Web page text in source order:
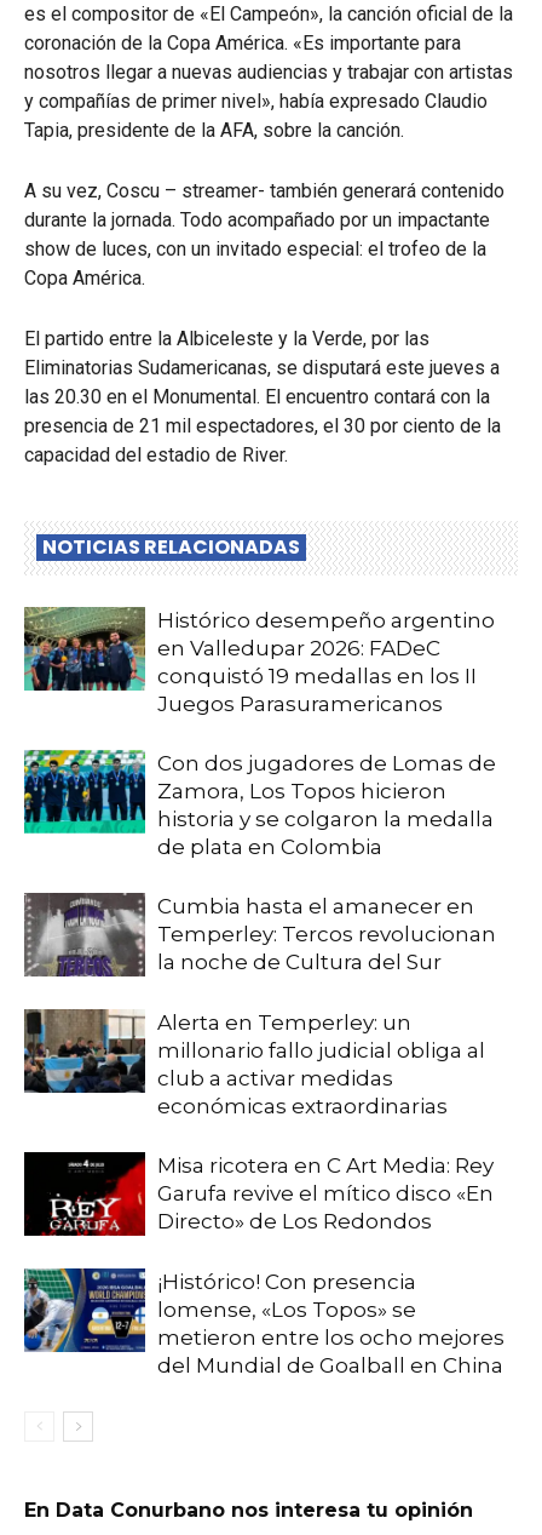
es el compositor de «El Campeón», la canción oficial de la
coronación de la Copa América. «Es importante para
nosotros llegar a nuevas audiencias y trabajar con artistas
y compañías de primer nivel», había expresado Claudio
Tapia, presidente de la AFA, sobre la canción.
A su vez, Coscu – streamer- también generará contenido
durante la jornada. Todo acompañado por un impactante
show de luces, con un invitado especial: el trofeo de la
Copa América.
El partido entre la Albiceleste y la Verde, por las
Eliminatorias Sudamericanas, se disputará este jueves a
las 20.30 en el Monumental. El encuentro contará con la
presencia de 21 mil espectadores, el 30 por ciento de la
capacidad del estadio de River.
NOTICIAS RELACIONADAS
Histórico desempeño argentino
en Valledupar 2026: FADeC
conquistó 19 medallas en los II
Juegos Parasuramericanos
Con dos jugadores de Lomas de
Zamora, Los Topos hicieron
historia y se colgaron la medalla
de plata en Colombia
Cumbia hasta el amanecer en
Temperley: Tercos revolucionan
la noche de Cultura del Sur
Alerta en Temperley: un
millonario fallo judicial obliga al
club a activar medidas
económicas extraordinarias
Misa ricotera en C Art Media: Rey
Garufa revive el mítico disco «En
Directo» de Los Redondos
¡Histórico! Con presencia
lomense, «Los Topos» se
metieron entre los ocho mejores
del Mundial de Goalball en China
En Data Conurbano nos interesa tu opinión